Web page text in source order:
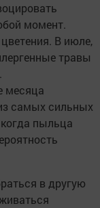
момент.
В июле,
травы
месяца
самых сильных
пыльца
в другую